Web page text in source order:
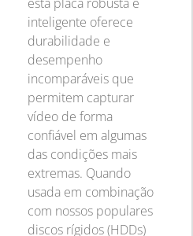
inteligente oferece
durabilidade e
desempenho
incomparáveis que
permitem capturar
vídeo de forma
confiável em algumas
das condições mais
extremas. Quando
usada em combinação
com nossos populares
discos rígidos (HDDs)